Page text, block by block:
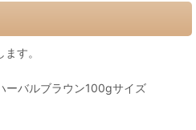
す。
ーバルブラウン100gサイズ